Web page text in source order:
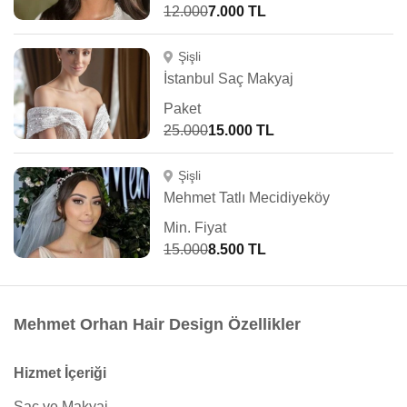
12.0007.000 TL
Şişli
İstanbul Saç Makyaj
Paket
25.00015.000 TL
Şişli
Mehmet Tatlı Mecidiyeköy
Min. Fiyat
15.0008.500 TL
Mehmet Orhan Hair Design Özellikler
Hizmet İçeriği